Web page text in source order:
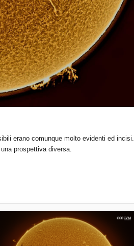
erano comunque molto evidenti ed incisi.
prospettiva diversa.